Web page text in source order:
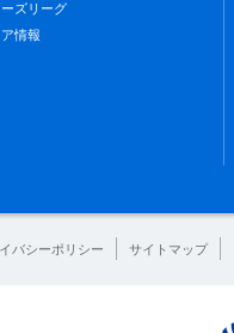
ズリーグ
情報
バシーポリシー サイトマップ